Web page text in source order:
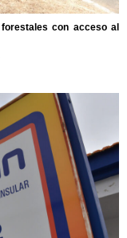
con acceso al